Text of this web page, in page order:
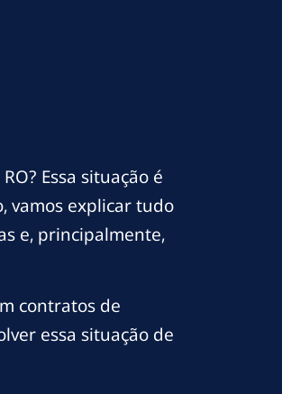
Essa situação é
vamos explicar tudo
e, principalmente,
contratos de
essa situação de